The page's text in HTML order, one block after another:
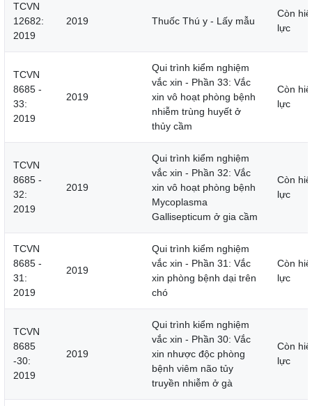
TCVN
12682:
2019
2019 Thuốc Thú y - Lấy mẫu
Còn
lực
TCVN
8685 -
33:
2019
2019
Qui trình kiểm nghiệm
vắc xin - Phần 33: Vắc
xin vô hoạt phòng bệnh
nhiễm trùng huyết ở
thủy cầm
Còn
lực
TCVN
8685 -
32:
2019
2019
Qui trình kiểm nghiệm
vắc xin - Phần 32: Vắc
xin vô hoạt phòng bệnh
Mycoplasma
Gallisepticum ở gia cầm
Còn
lực
TCVN
8685 -
31:
2019
2019
Qui trình kiểm nghiệm
vắc xin - Phần 31: Vắc
xin phòng bệnh dại trên
chó
Còn
lực
TCVN
8685
-30:
2019
2019
Qui trình kiểm nghiệm
vắc xin - Phần 30: Vắc
xin nhược độc phòng
bệnh viêm não tủy
truyền nhiễm ở gà
Còn
lực